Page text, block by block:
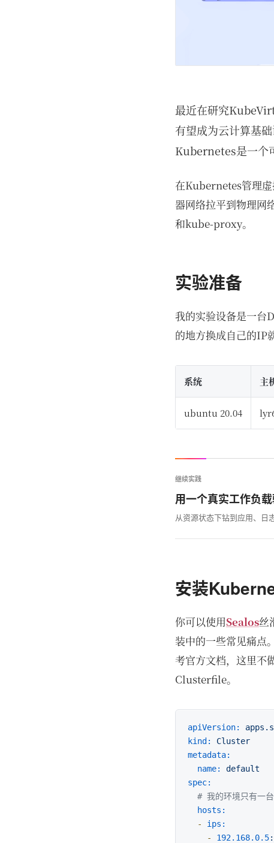
最近在研究
有望成为云计算基
Kubernetes是一个
在Kubernetes管理
器网络拉平到物理网
和kube-proxy。
实验准备
我的实验设备是一台
的地方换成自己的IP
系统 主
ubuntu 20.04
继续实践
用一个真实工作负
从资源状态下钻到应用、日
安装
你可以使用Sealos丝
装中的一些常见痛点
考官方文档，这里不
Clusterfile。
apiVersion:
kind:
Cluster
metadata:
name:
default
spec:
# 我的环境只有一
hosts:
-
ips:
-
192.168.0.5